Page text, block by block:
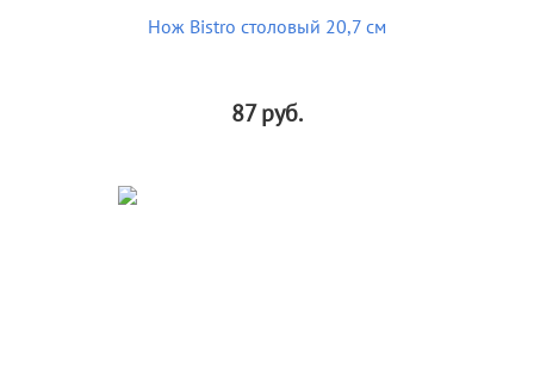
Нож Bistro столовый 20,7 см
87руб.